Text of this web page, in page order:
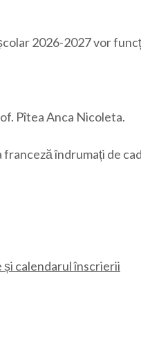
2026-2027 vor
Pîtea Anca Nicoleta.
îndrumați de
calendarul înscrierii